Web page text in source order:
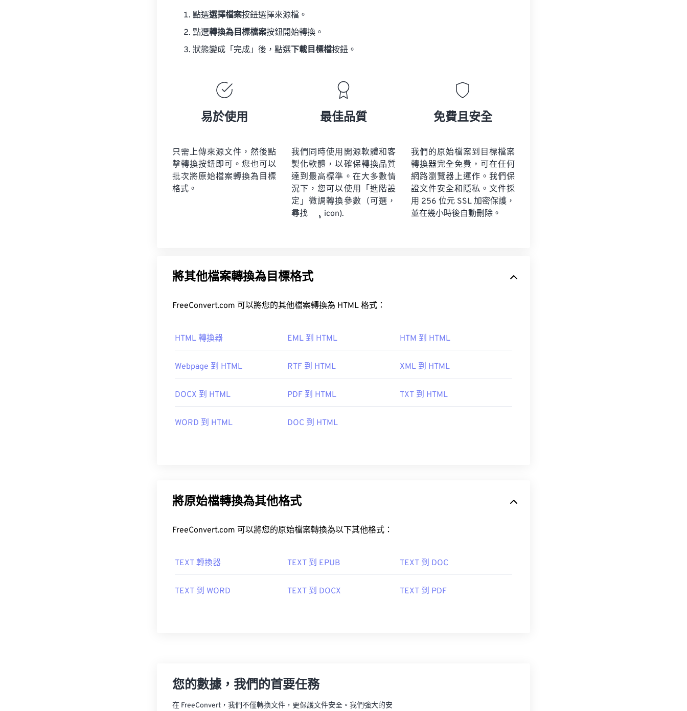
點選選擇檔案按鈕選擇來源檔。
點選轉換為目標檔案按鈕開始轉換。
狀態變成「完成」後，點選 下載目標檔按鈕。
易於使用
只需上傳來源文件，然後點
擊轉換按鈕即可。您也可以
批次將原始檔案轉換為目標
格式。
最佳品質
我們同時使用開源軟體和客
製化軟體，以確保轉換品質
達到最高標準。在大多數情
況下，您可以使用「進階設
定」微調轉換參數（可選，
尋找
icon).
免費且安全
我們的原始檔案到目標檔案
轉換器完全免費，可在任何
網路瀏覽器上運作。我們保
證文件安全和隱私。文件採
用 256 位元 SSL 加密保護，
並在幾小時後自動刪除。
將其他檔案轉換為目標格式
FreeConvert.com 可以將您的其他檔案轉換為 HTML 格式：
HTML 轉換器 EML 到 HTML HTM 到 HTML
Webpage 到 HTML RTF 到 HTML XML 到 HTML
DOCX 到 HTML PDF 到 HTML TXT 到 HTML
WORD 到 HTML DOC 到 HTML
將原始檔轉換為其他格式
FreeConvert.com 可以將您的原始檔案轉換為以下其他格式：
TEXT 轉換器 TEXT 到 EPUB TEXT 到 DOC
TEXT 到 WORD TEXT 到 DOCX TEXT 到 PDF
您的數據，我們的首要任務
在 FreeConvert，我們不僅轉換文件，更保護文件安全。我們強大的安